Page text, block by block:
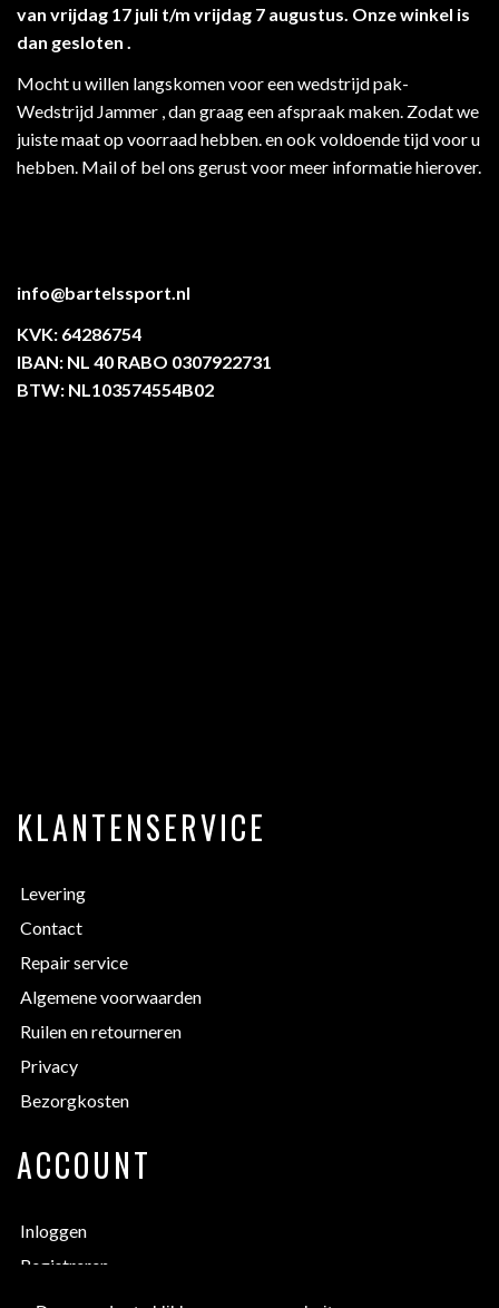
van vrijdag 17 juli t/m vrijdag 7 augustus. Onze winkel is
dan gesloten .
Mocht u willen langskomen voor een wedstrijd pak-
Wedstrijd Jammer , dan graag een afspraak maken. Zodat we
juiste maat op voorraad hebben. en ook voldoende tijd voor u
hebben. Mail of bel ons gerust voor meer informatie hierover.
info@bartelssport.nl
KVK: 64286754
IBAN: NL 40 RABO 0307922731
BTW: NL103574554B02
KLANTENSERVICE
Levering
Contact
Repair service
Algemene voorwaarden
Ruilen en retourneren
Privacy
Bezorgkosten
ACCOUNT
Inloggen
Registreren